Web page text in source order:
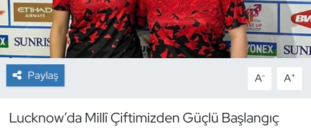
Paylaş A- A+
Lucknow’da Millî Çiftimizden Güçlü Başlangıç
Curling
Dağcılık
Dans Sporları
Dövüş Sanatı